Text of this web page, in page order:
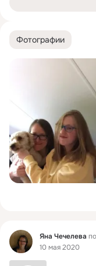
Фотографии
Фид Яна Чечелева
10 мая 2020